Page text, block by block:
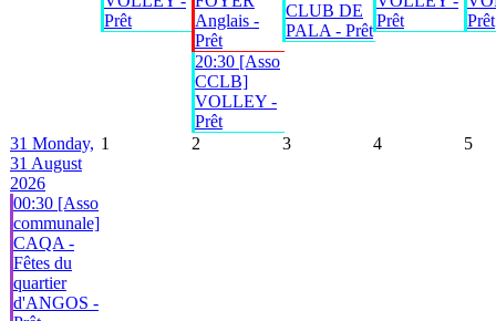
Prêt
Anglais -
Prêt
20:30 [Asso
CCLB]
VOLLEY -
Prêt
CLUB DE
PALA - Prêt
Prêt
Prêt
31 Monday,
31 August
2026
00:30 [Asso
communale]
CAQA -
Fêtes du
quartier
d'ANGOS -
1 2 3 4 5